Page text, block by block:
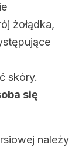
żołądka,
skóry.
się
należy